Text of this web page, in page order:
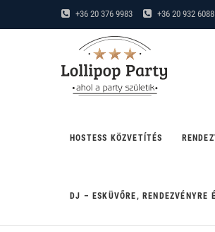
to
+36 20 376 9983 +36 20 932 6088
HOSTESS KÖZVETÍTÉS
DJ – ESKÜVŐRE, RENDEZVÉNYRE